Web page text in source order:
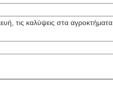
τις καλύψεις στα αγροκτήματα,